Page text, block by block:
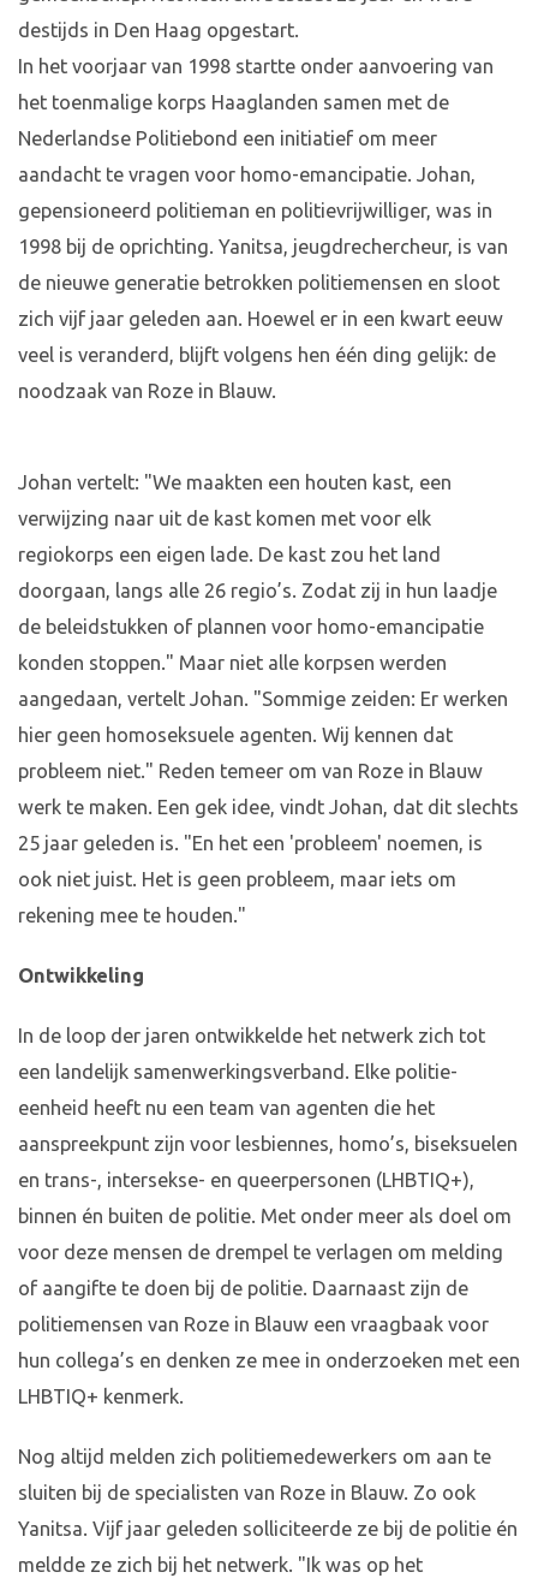
destijds in Den Haag opgestart.
In het voorjaar van 1998 startte onder aanvoering van
het toenmalige korps Haaglanden samen met de
Nederlandse Politiebond een initiatief om meer
aandacht te vragen voor homo-emancipatie. Johan,
gepensioneerd politieman en politievrijwilliger, was in
1998 bij de oprichting. Yanitsa, jeugdrechercheur, is van
de nieuwe generatie betrokken politiemensen en sloot
zich vijf jaar geleden aan. Hoewel er in een kwart eeuw
veel is veranderd, blijft volgens hen één ding gelijk: de
noodzaak van Roze in Blauw.
Johan vertelt: "We maakten een houten kast, een
verwijzing naar uit de kast komen met voor elk
regiokorps een eigen lade. De kast zou het land
doorgaan, langs alle 26 regio’s. Zodat zij in hun laadje
de beleidstukken of plannen voor homo-emancipatie
konden stoppen." Maar niet alle korpsen werden
aangedaan, vertelt Johan. "Sommige zeiden: Er werken
hier geen homoseksuele agenten. Wij kennen dat
probleem niet." Reden temeer om van Roze in Blauw
werk te maken. Een gek idee, vindt Johan, dat dit slechts
25 jaar geleden is. "En het een 'probleem' noemen, is
ook niet juist. Het is geen probleem, maar iets om
rekening mee te houden."
Ontwikkeling
In de loop der jaren ontwikkelde het netwerk zich tot
een landelijk samenwerkingsverband. Elke politie-
eenheid heeft nu een team van agenten die het
aanspreekpunt zijn voor lesbiennes, homo’s, biseksuelen
en trans-, intersekse- en queerpersonen (LHBTIQ+),
binnen én buiten de politie. Met onder meer als doel om
voor deze mensen de drempel te verlagen om melding
of aangifte te doen bij de politie. Daarnaast zijn de
politiemensen van Roze in Blauw een vraagbaak voor
hun collega’s en denken ze mee in onderzoeken met een
LHBTIQ+ kenmerk.
Nog altijd melden zich politiemedewerkers om aan te
sluiten bij de specialisten van Roze in Blauw. Zo ook
Yanitsa. Vijf jaar geleden solliciteerde ze bij de politie én
meldde ze zich bij het netwerk. "Ik was op het